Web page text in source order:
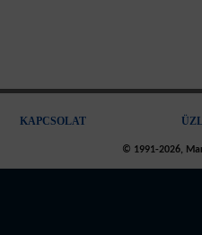
KAPCSOLAT
© 1991-2026,